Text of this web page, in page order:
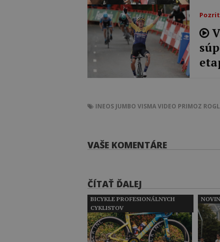
INEOS JUMBO VISMAVIDEO PRIMOZ
VAŠE KOMENTÁRE
ČÍTAŤ ĎALEJ
BICYKLE PROFESIONÁLNYCH
CYKLISTOV